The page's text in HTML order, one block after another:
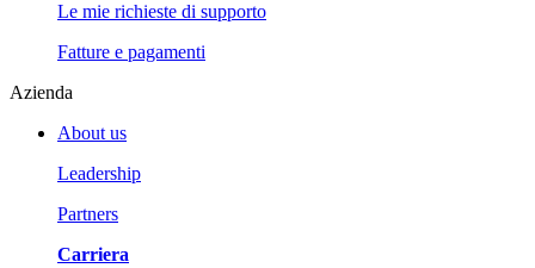
Le mie richieste di supporto
Fatture e pagamenti
Azienda
About us
Leadership
Partners
Carriera